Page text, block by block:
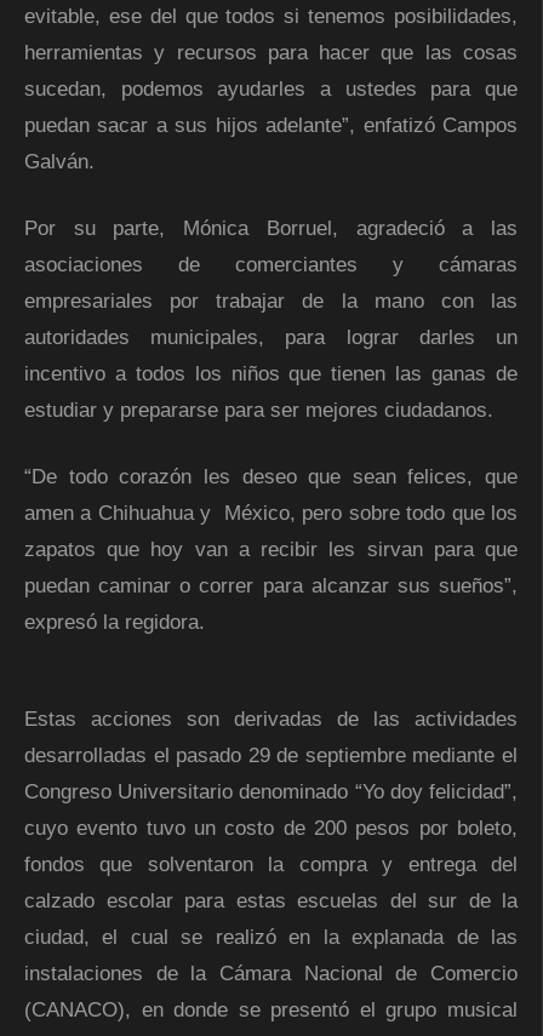
evitable, ese del que todos si tenemos posibilidades,
herramientas y recursos para hacer que las cosas
sucedan, podemos ayudarles a ustedes para que
puedan sacar a sus hijos adelante”, enfatizó Campos
Galván.
Por su parte, Mónica Borruel, agradeció a las
asociaciones de comerciantes y cámaras
empresariales por trabajar de la mano con las
autoridades municipales, para lograr darles un
incentivo a todos los niños que tienen las ganas de
estudiar y prepararse para ser mejores ciudadanos.
“De todo corazón les deseo que sean felices, que
amen a Chihuahua y México, pero sobre todo que los
zapatos que hoy van a recibir les sirvan para que
puedan caminar o correr para alcanzar sus sueños”,
expresó la regidora.
Estas acciones son derivadas de las actividades
desarrolladas el pasado 29 de septiembre mediante el
Congreso Universitario denominado “Yo doy felicidad”,
cuyo evento tuvo un costo de 200 pesos por boleto,
fondos que solventaron la compra y entrega del
calzado escolar para estas escuelas del sur de la
ciudad, el cual se realizó en la explanada de las
instalaciones de la Cámara Nacional de Comercio
(CANACO), en donde se presentó el grupo musical